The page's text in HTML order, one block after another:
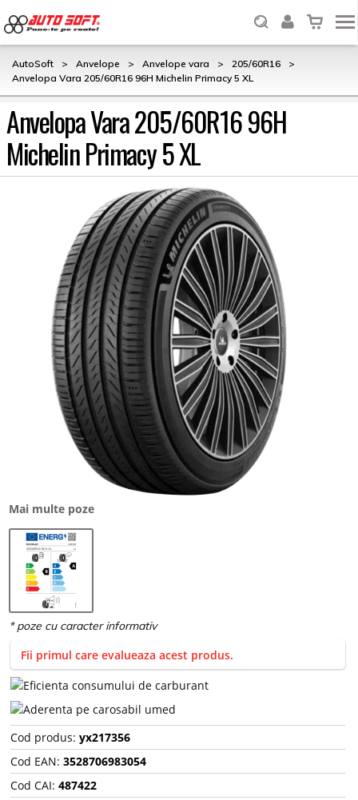
AutoSoft > Anvelope > Anvelope vara > 205/60R16
>
Anvelopa Vara 205/60R16 96H Michelin Primacy 5 XL
Anvelopa Vara 205/60R16 96H
Michelin Primacy 5 XL
Mai multe poze
Fii primul care evalueaza acest produs.
Cod produs: yx217356
Cod EAN: 3528706983054
Cod CAI: 487422